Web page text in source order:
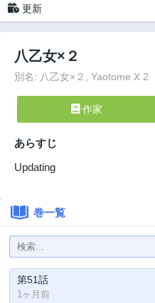
更新
八乙女×２
別名: 八乙女×２, Yaotome X 2
作家
あらすじ
Updating
巻一覧
第51話
1ヶ月前